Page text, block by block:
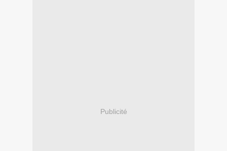
Publicité